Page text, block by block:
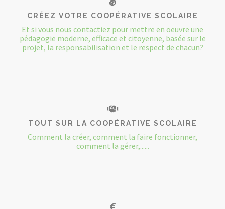
CRÉEZ VOTRE COOPÉRATIVE SCOLAIRE
Et si vous nous contactiez pour mettre en oeuvre une
pédagogie moderne, efficace et citoyenne, basée sur le
projet, la responsabilisation et le respect de chacun?
TOUT SUR LA COOPÉRATIVE SCOLAIRE
Comment la créer, comment la faire fonctionner,
comment la gérer,......